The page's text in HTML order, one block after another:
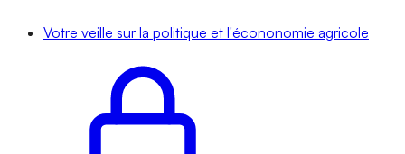
Votre veille sur la politique et l'écononomie agricole